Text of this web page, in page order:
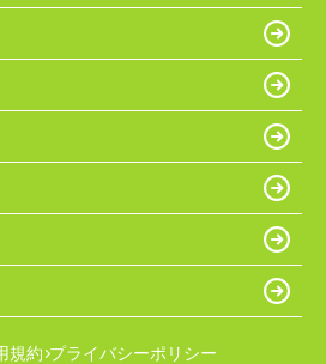
規約 プライバシーポリシー